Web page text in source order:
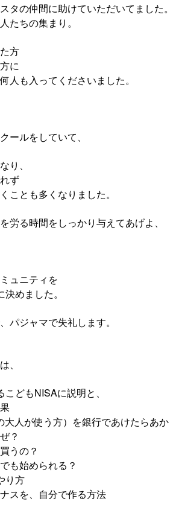
タの仲間に助けていただいてました。
たちの集まり。
方
に
人も入ってくださいました。
ールをしていて、
り、
ず
ことも多くなりました。
労る時間をしっかり与えてあげよ、
ュニティを
めました。
パジャマで失礼します。
、
どもNISAに説明と、
人が使う方）を銀行であけたらあか
？
うの？
も始められる？
り方
スを、自分で作る方法